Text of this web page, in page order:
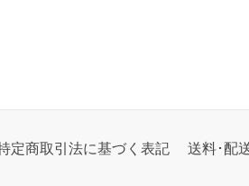
定商取引法に基づく表記 送料･配